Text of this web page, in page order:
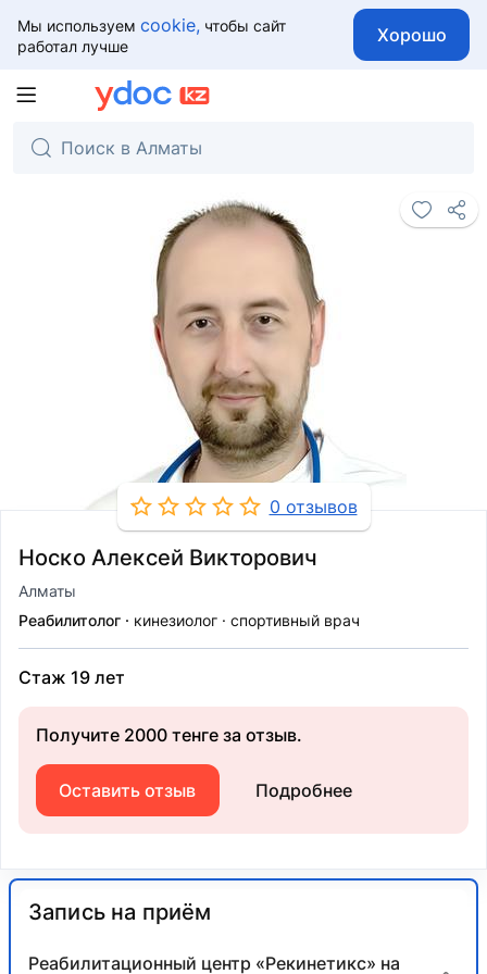
Мы используем cookie, чтобы сайт
работал лучше
Хорошо
0 отзывов
Носко Алексей Викторович
Алматы
Реабилитолог
кинезиолог спортивный врач
Стаж 19 лет
Получите 2000 тенге за отзыв.
Оставить отзыв Подробнее
Запись на приём
Реабилитационный центр «Рекинетикс» на